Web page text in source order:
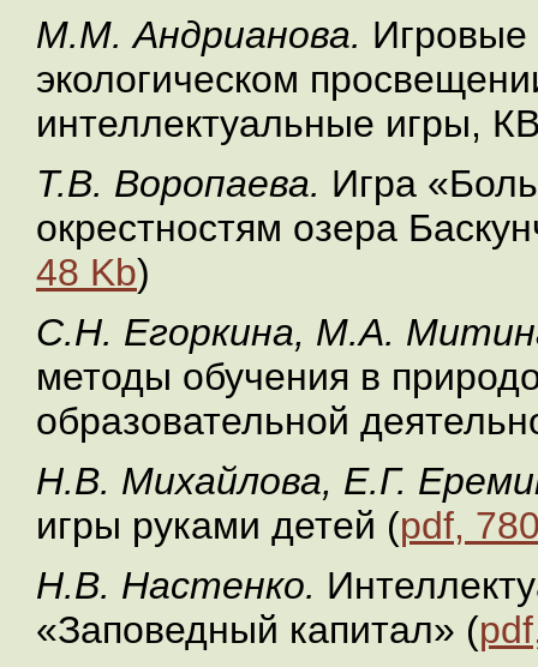
М.М. Андрианова.
экологическом
интеллектуальные игры,
Т.В. Воропаева. Игра
окрестностям озера
48 Kb)
С.Н. Егоркина, М.А.
методы обучения в
образовательной
Н.В. Михайлова, Е.Г.
игры руками детей (pdf,
Н.В. Настенко.
«Заповедный капитал» (